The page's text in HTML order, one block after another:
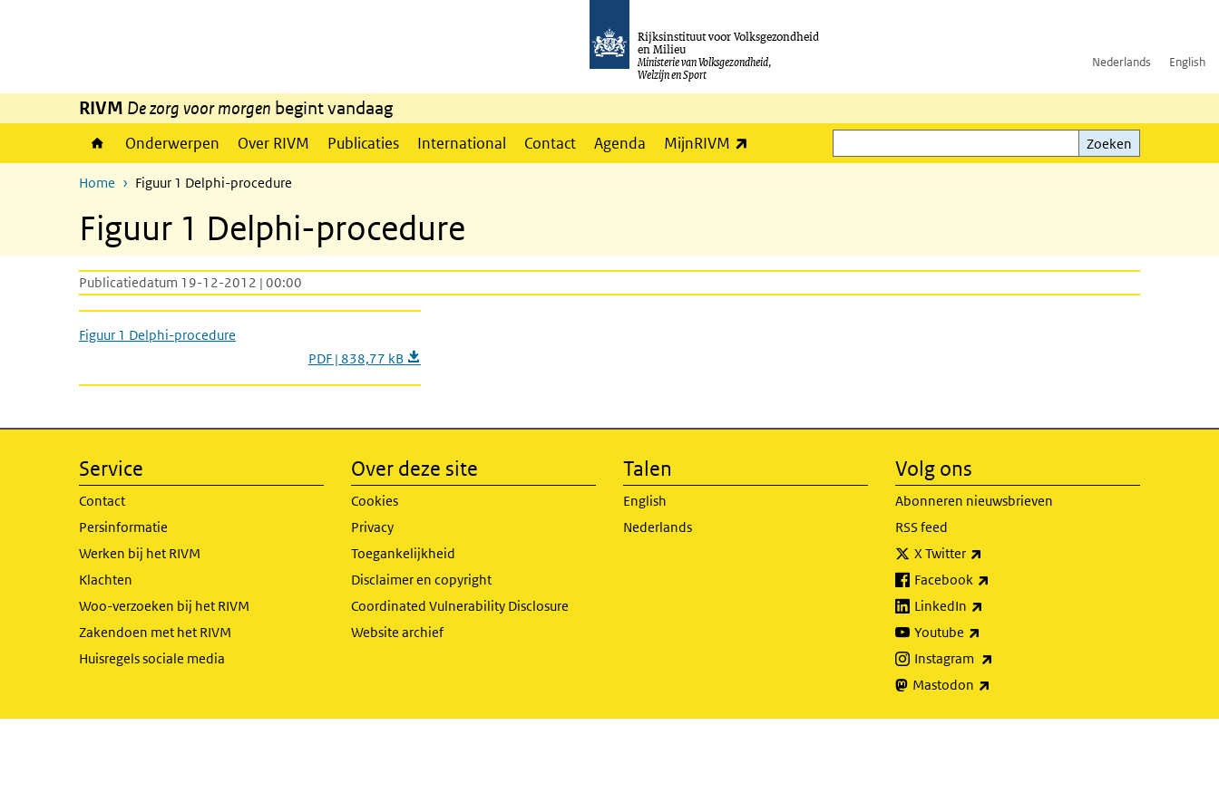
Rijksinstituut voor Volksgezondheid
en Milieu
Ministerie van Volksgezondheid,
Welzijn en Sport
Nederlands English
RIVM De zorg voor morgen begint vandaag
Onderwerpen Over RIVM Publicaties International Contact Agenda MijnRIVM
Zoeken
Zoeken
Home Figuur 1 Delphi-procedure
Figuur 1 Delphi-procedure
Publicatiedatum 19-12-2012 | 00:00
Figuur 1 Delphi-procedure
PDF | 838,77 kB
Service
Contact
Persinformatie
Werken bij het RIVM
Klachten
Woo-verzoeken bij het RIVM
Zakendoen met het RIVM
Huisregels sociale media
Over deze site
Cookies
Privacy
Toegankelijkheid
Disclaimer en copyright
Coordinated Vulnerability Disclosure
Website archief
Talen
English
Nederlands
Volg ons
Abonneren nieuwsbrieven
RSS feed
X Twitter
Facebook
LinkedIn
Youtube
Instagram
Mastodon